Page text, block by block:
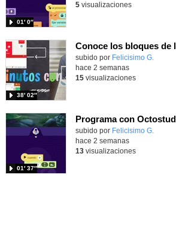
01′ 0″
5visualizaciones
Contenido educativo.
subido por Felicisimo G.
38′ 02″
hace 2 semanas
15visualizaciones
Contenido educativo.
subido por Felicisimo G.
01′ 37″
hace 2 semanas
13visualizaciones